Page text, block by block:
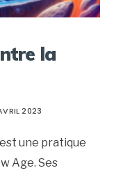
la
2023
une pratique
Age. Ses